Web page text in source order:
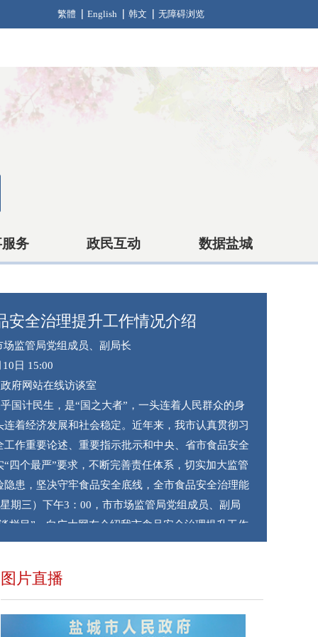
繁體 English 韩文 无障碍浏览
务 政民互动 数据盐城
安全治理提升工作情况介绍
场监管局党组成员、副局长
日 15:00
府网站在线访谈室
国计民生，是“国之大者”，一头连着人民群众的身
着经济发展和社会稳定。近年来，我市认真贯彻习
作重要论述、重要指示批示和中央、省市食品安全
四个最严”要求，不断完善责任体系，切实加大监管
患，坚决守牢食品安全底线，全市食品安全治理能
期三）下午3：00，市市场监管局党组成员、副局
栏目”，向广大网友介绍我市食品安全治理提升工作
现场回答网友的提问，欢迎广大网友积极参与。
图片直播